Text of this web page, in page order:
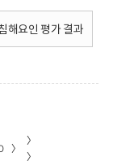
해요인 평가 결과
〉
〉
〉